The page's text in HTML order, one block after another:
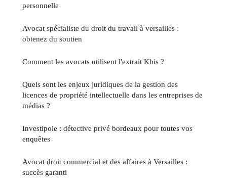
personnelle
Avocat spécialiste du droit du travail à versailles :
obtenez du soutien
Comment les avocats utilisent l'extrait Kbis ?
Quels sont les enjeux juridiques de la gestion des
licences de propriété intellectuelle dans les entreprises de
médias ?
Investipole : détective privé bordeaux pour toutes vos
enquêtes
Avocat droit commercial et des affaires à Versailles :
succès garanti